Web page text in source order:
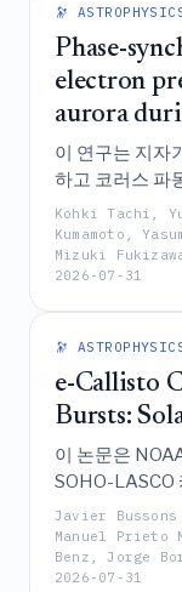
모델보다 현저
🔭
Phase-
electron
aurora
이 연구는 지자
하고 코러스 파
모두에서 코러
한다는 것을 입
결합 메커니즘
Kohki Tachi,
Kumamoto,
Mizuki
2026-07-31
🔭
e-Callisto
Bursts:
이 논문은
SOHO-LASCO
화된, 광범위한
5,380개의 분류
대한 e-Callisto
Javier
Manuel Prieto
Benz, Jorge
2026-07-31